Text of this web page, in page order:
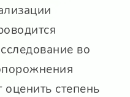
во
степень